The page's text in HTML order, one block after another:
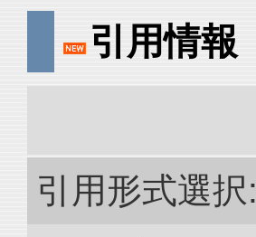
引用情報
引用形式選択: